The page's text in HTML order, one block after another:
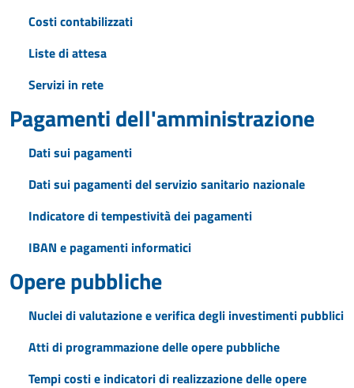
Costi contabilizzati
Liste di attesa
Servizi in rete
Pagamenti dell'amministrazione
Dati sui pagamenti
Dati sui pagamenti del servizio sanitario nazionale
Indicatore di tempestività dei pagamenti
IBAN e pagamenti informatici
Opere pubbliche
Nuclei di valutazione e verifica degli investimenti pubblici
Atti di programmazione delle opere pubbliche
Tempi costi e indicatori di realizzazione delle opere